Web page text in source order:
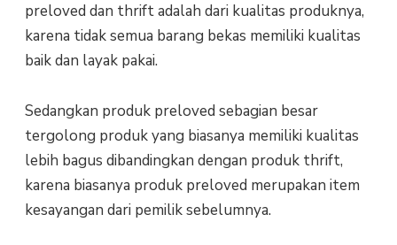
preloved dan thrift adalah dari kualitas produknya,
karena tidak semua barang bekas memiliki kualitas
baik dan layak pakai.
Sedangkan produk preloved sebagian besar
tergolong produk yang biasanya memiliki kualitas
lebih bagus dibandingkan dengan produk thrift,
karena biasanya produk preloved merupakan item
kesayangan dari pemilik sebelumnya.